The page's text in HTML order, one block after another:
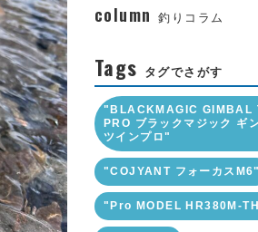
column 釣りコラム
Tags タグでさがす
"BLACKMAGIC GIMBAL
PRO ブラックマジック ギ
ツインプロ"
"COJYANT フォーカスM6"
"Pro MODEL HR380M-